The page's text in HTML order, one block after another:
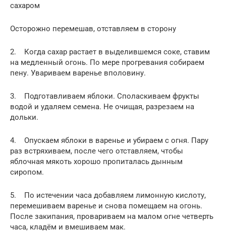
сахаром
Осторожно перемешав, отставляем в сторону
2. Когда сахар растает в выделившемся соке, ставим
на медленный огонь. По мере прогревания собираем
пену. Увариваем варенье вполовину.
3. Подготавливаем яблоки. Споласкиваем фрукты
водой и удаляем семена. Не очищая, разрезаем на
дольки.
4. Опускаем яблоки в варенье и убираем с огня. Пару
раз встряхиваем, после чего отставляем, чтобы
яблочная мякоть хорошо пропиталась дынным
сиропом.
5. По истечении часа добавляем лимонную кислоту,
перемешиваем варенье и снова помещаем на огонь.
После закипания, провариваем на малом огне четверть
часа, кладём и вмешиваем мак.